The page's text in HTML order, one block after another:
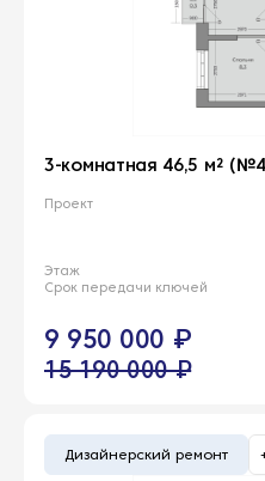
3-комнатная 46,5 м²
Проект
Этаж
Срок передачи ключей
9 950 000 ₽
15 190 000 ₽
Дизайнерский ремонт